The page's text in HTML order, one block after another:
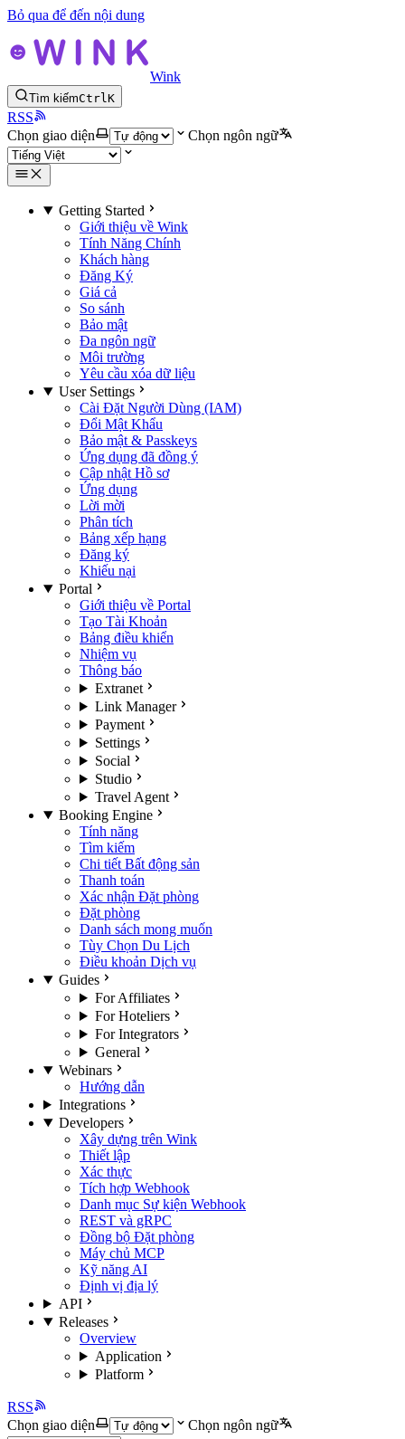
Bỏ qua để đến nội dung
Wink
Tìm kiếmCtrlK
RSS
Chọn giao diện
Chọn ngôn ngữ
Getting Started
Giới thiệu về Wink
Tính Năng Chính
Khách hàng
Đăng Ký
Giá cả
So sánh
Bảo mật
Đa ngôn ngữ
Môi trường
Yêu cầu xóa dữ liệu
User Settings
Cài Đặt Người Dùng (IAM)
Đổi Mật Khẩu
Bảo mật & Passkeys
Ứng dụng đã đồng ý
Cập nhật Hồ sơ
Ứng dụng
Lời mời
Phân tích
Bảng xếp hạng
Đăng ký
Khiếu nại
Portal
Giới thiệu về Portal
Tạo Tài Khoản
Bảng điều khiển
Nhiệm vụ
Thông báo
Extranet
Link Manager
Payment
Settings
Social
Studio
Travel Agent
Booking Engine
Tính năng
Tìm kiếm
Chi tiết Bất động sản
Thanh toán
Xác nhận Đặt phòng
Đặt phòng
Danh sách mong muốn
Tùy Chọn Du Lịch
Điều khoản Dịch vụ
Guides
For Affiliates
For Hoteliers
For Integrators
General
Webinars
Hướng dẫn
Integrations
Developers
Xây dựng trên Wink
Thiết lập
Xác thực
Tích hợp Webhook
Danh mục Sự kiện Webhook
REST và gRPC
Đồng bộ Đặt phòng
Máy chủ MCP
Kỹ năng AI
Định vị địa lý
API
Releases
Overview
Application
Platform
RSS
Chọn giao diện
Chọn ngôn ngữ